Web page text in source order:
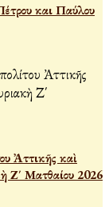
και Παύλου
Ἀττικῆς καὶ
Ζ΄ Ματθαίου 2026